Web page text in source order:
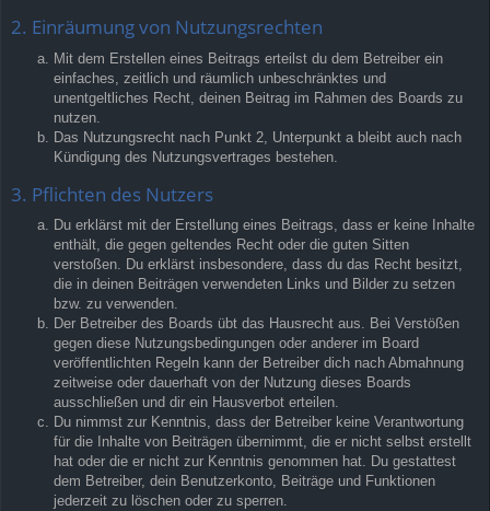
2. Einräumung von Nutzungsrechten
Mit dem Erstellen eines Beitrags erteilst du dem Betreiber ein
einfaches, zeitlich und räumlich unbeschränktes und
unentgeltliches Recht, deinen Beitrag im Rahmen des Boards zu
nutzen.
Das Nutzungsrecht nach Punkt 2, Unterpunkt a bleibt auch nach
Kündigung des Nutzungsvertrages bestehen.
3. Pflichten des Nutzers
Du erklärst mit der Erstellung eines Beitrags, dass er keine Inhalte
enthält, die gegen geltendes Recht oder die guten Sitten
verstoßen. Du erklärst insbesondere, dass du das Recht besitzt,
die in deinen Beiträgen verwendeten Links und Bilder zu setzen
bzw. zu verwenden.
Der Betreiber des Boards übt das Hausrecht aus. Bei Verstößen
gegen diese Nutzungsbedingungen oder anderer im Board
veröffentlichten Regeln kann der Betreiber dich nach Abmahnung
zeitweise oder dauerhaft von der Nutzung dieses Boards
ausschließen und dir ein Hausverbot erteilen.
Du nimmst zur Kenntnis, dass der Betreiber keine Verantwortung
für die Inhalte von Beiträgen übernimmt, die er nicht selbst erstellt
hat oder die er nicht zur Kenntnis genommen hat. Du gestattest
dem Betreiber, dein Benutzerkonto, Beiträge und Funktionen
jederzeit zu löschen oder zu sperren.